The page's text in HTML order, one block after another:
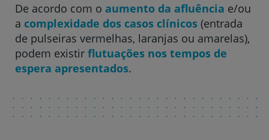
Hospital CUF Madeira
Hospital CUF Santarém
De acordo com o aumento da afluência e/ou
a complexidade dos casos clínicos (entrada
de pulseiras vermelhas, laranjas ou amarelas),
podem existir flutuações nos tempos de
espera apresentados.